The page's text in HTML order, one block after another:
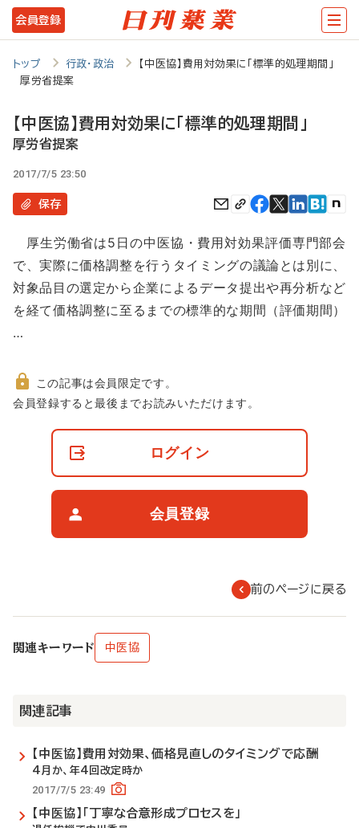
メ
イ
テ
ツ
に
会員登録
トップ 行政・政治
【中医協】費用対効果に「標準的処理期間」
厚労省提案
【中医協】費用対効果に「標準的処理期間」
厚労省提案
2017/7/5 23:50
保存
厚生労働省は5日の中医協・費用対効果評価専門部会
で、実際に価格調整を行うタイミングの議論とは別に、
対象品目の選定から企業によるデータ提出や再分析など
を経て価格調整に至るまでの標準的な期間（評価期間）
…
非
この記事は会員限定です。
会員登録すると最後までお読みいただけます。
ログイン
会員登録
前のページに戻る
関連キーワード 中医協
関連記事
【中医協】費用対効果、価格見直しのタイミングで応酬
4月か、年4回改定時か
2017/7/5 23:49
【中医協】「丁寧な合意形成プロセスを」